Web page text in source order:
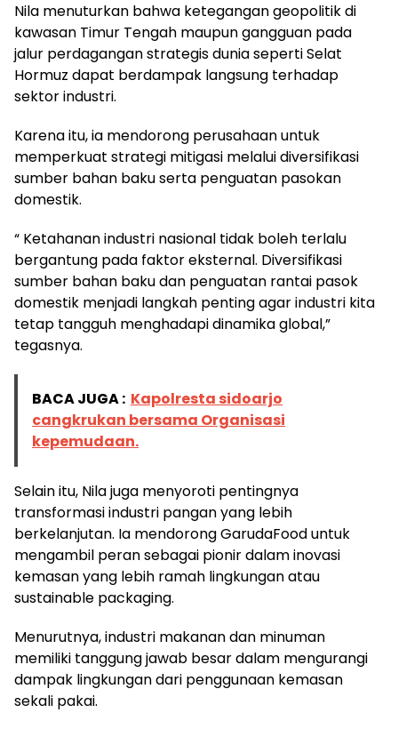
Nila menuturkan bahwa ketegangan geopolitik di
kawasan Timur Tengah maupun gangguan pada
jalur perdagangan strategis dunia seperti Selat
Hormuz dapat berdampak langsung terhadap
sektor industri.
Karena itu, ia mendorong perusahaan untuk
memperkuat strategi mitigasi melalui diversifikasi
sumber bahan baku serta penguatan pasokan
domestik.
“ Ketahanan industri nasional tidak boleh terlalu
bergantung pada faktor eksternal. Diversifikasi
sumber bahan baku dan penguatan rantai pasok
domestik menjadi langkah penting agar industri kita
tetap tangguh menghadapi dinamika global,”
tegasnya.
BACA JUGA : Kapolresta sidoarjo
cangkrukan bersama Organisasi
kepemudaan.
Selain itu, Nila juga menyoroti pentingnya
transformasi industri pangan yang lebih
berkelanjutan. Ia mendorong GarudaFood untuk
mengambil peran sebagai pionir dalam inovasi
kemasan yang lebih ramah lingkungan atau
sustainable packaging.
Menurutnya, industri makanan dan minuman
memiliki tanggung jawab besar dalam mengurangi
dampak lingkungan dari penggunaan kemasan
sekali pakai.